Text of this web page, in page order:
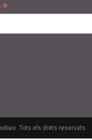
*
Tots els drets reservats.